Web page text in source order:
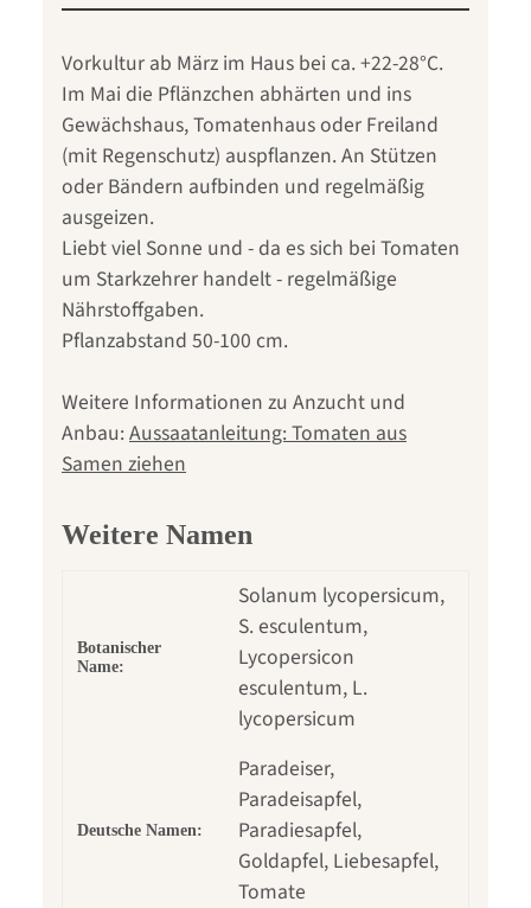
Vorkultur ab März im Haus bei ca. +22-28°C.
Im Mai die Pflänzchen abhärten und ins
Gewächshaus, Tomatenhaus oder Freiland
(mit Regenschutz) auspflanzen. An Stützen
oder Bändern aufbinden und regelmäßig
ausgeizen.
Liebt viel Sonne und - da es sich bei Tomaten
um Starkzehrer handelt - regelmäßige
Nährstoffgaben.
Pflanzabstand 50-100 cm.
Weitere Informationen zu Anzucht und
Anbau: Aussaatanleitung: Tomaten aus
Samen ziehen
Weitere Namen
Botanischer
Name:
Solanum lycopersicum,
S. esculentum,
Lycopersicon
esculentum, L.
lycopersicum
Deutsche Namen:
Paradeiser,
Paradeisapfel,
Paradiesapfel,
Goldapfel, Liebesapfel,
Tomate